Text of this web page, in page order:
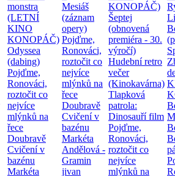
monstra
(LETNÍ
KINO
KONOPÁČ)
Odyssea
(dabing)
Pojďme,
Ronováci,
roztočit co
nejvíce
mlýnků na
řece
Doubravě
Cvičení v
bazénu
Markéta
Mesiáš
(záznam
opery)
Pojďme,
Ronováci,
roztočit co
nejvíce
mlýnků na
řece
Doubravě
Cvičení v
bazénu
Markéta
Andělová -
Gramin
jivan
KONOPÁČ)
Šeptej
(obnovená
premiéra - 30.
výročí)
Hudební retro
večer
(Kinokavárna)
Tlapková
patrola:
Dinosauří film
Pojďme,
Ronováci,
roztočit co
nejvíce
mlýnků na